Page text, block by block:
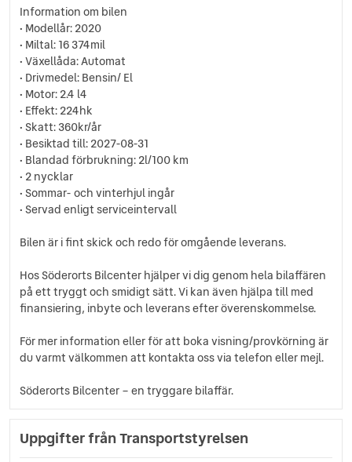
Regnsensor
Servostyrning
Sidoairbags
Sidokrockgardiner
Sminkspegel
Startspärr
Svensksåld
Yttertemperaturmätare
Information om bilen
• Modellår: 2020
• Miltal: 16 374mil
• Växellåda: Automat
• Drivmedel: Bensin/ El
• Motor: 2.4 l4
• Effekt: 224hk
• Skatt: 360kr/år
• Besiktad till: 2027-08-31
• Blandad förbrukning: 2l/100 km
• 2 nycklar
• Sommar- och vinterhjul ingår
• Servad enligt serviceintervall
Bilen är i fint skick och redo för omgående leverans.
Hos Söderorts Bilcenter hjälper vi dig genom hela bilaffären
på ett tryggt och smidigt sätt. Vi kan även hjälpa till med
finansiering, inbyte och leverans efter överenskommelse.
För mer information eller för att boka visning/provkörning är
du varmt välkommen att kontakta oss via telefon eller mejl.
Söderorts Bilcenter – en tryggare bilaffär.
Uppgifter från Transportstyrelsen